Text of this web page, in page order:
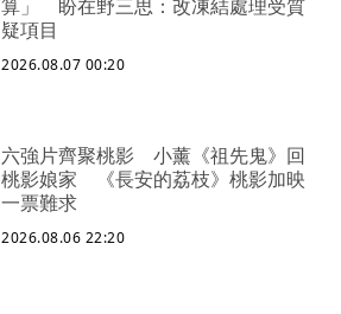
算」 盼在野三思：改凍結處理受質
疑項目
2026.08.07 00:20
六強片齊聚桃影 小薰《祖先鬼》回
桃影娘家 《長安的荔枝》桃影加映
一票難求
2026.08.06 22:20